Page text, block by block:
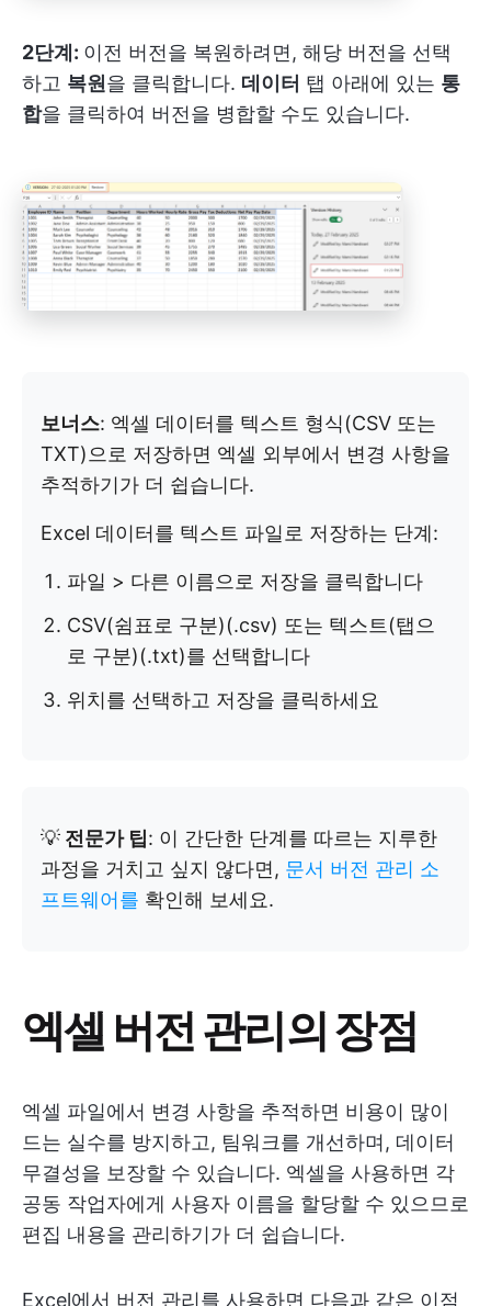
2단계: 이전 버전을 복원하려면, 해당 버전을 선택
하고 복원을 클릭합니다. 데이터 탭 아래에 있는 통
합을 클릭하여 버전을 병합할 수도 있습니다.
보너스: 엑셀 데이터를 텍스트 형식(CSV 또는
TXT)으로 저장하면 엑셀 외부에서 변경 사항을
추적하기가 더 쉽습니다.
Excel 데이터를 텍스트 파일로 저장하는 단계:
파일 > 다른 이름으로 저장을 클릭합니다
CSV(쉼표로 구분)(.csv) 또는 텍스트(탭으
로 구분)(.txt)를 선택합니다
위치를 선택하고 저장을 클릭하세요
💡 전문가 팁: 이 간단한 단계를 따르는 지루한
과정을 거치고 싶지 않다면, 문서 버전 관리 소
프트웨어를 확인해 보세요.
엑셀 버전 관리의 장점
엑셀 파일에서 변경 사항을 추적하면 비용이 많이
드는 실수를 방지하고, 팀워크를 개선하며, 데이터
무결성을 보장할 수 있습니다. 엑셀을 사용하면 각
공동 작업자에게 사용자 이름을 할당할 수 있으므로
편집 내용을 관리하기가 더 쉽습니다.
Excel에서 버전 관리를 사용하면 다음과 같은 이점